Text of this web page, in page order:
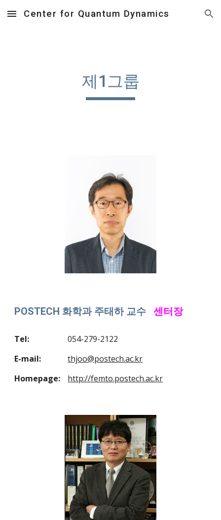
Skip to main content Skip to navigation
Center for Quantum Dynamics
제1그룹
POSTECH 화학과 주태하 교수센터장
Tel:
054-279-2122
E-mail:
thjoo@postech.ac.kr
Homepage:
http://femto.postech.ac.kr